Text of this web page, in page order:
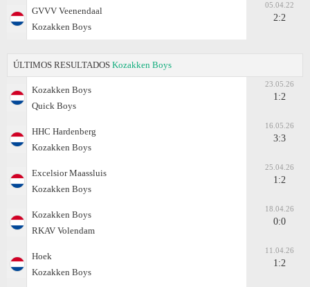
GVVV Veenendaal
Kozakken Boys
05.04.22
2:2
ÚLTIMOS RESULTADOS Kozakken Boys
Kozakken Boys
Quick Boys
23.05.26
1:2
HHC Hardenberg
Kozakken Boys
16.05.26
3:3
Excelsior Maassluis
Kozakken Boys
25.04.26
1:2
Kozakken Boys
RKAV Volendam
18.04.26
0:0
Hoek
Kozakken Boys
11.04.26
1:2